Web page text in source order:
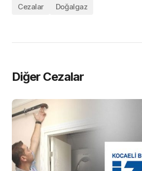
Cezalar Doğalgaz
Diğer Cezalar